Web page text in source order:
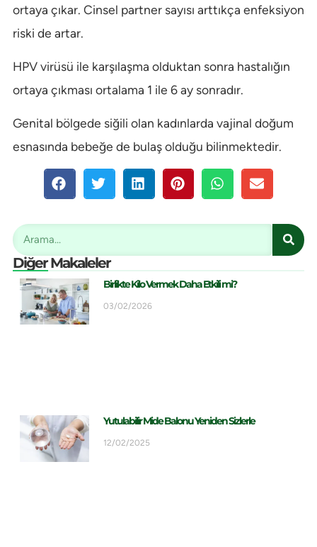
ortaya çıkar. Cinsel partner sayısı arttıkça enfeksiyon
riski de artar.
HPV virüsü ile karşılaşma olduktan sonra hastalığın
ortaya çıkması ortalama 1 ile 6 ay sonradır.
Genital bölgede siğili olan kadınlarda vajinal doğum
esnasında bebeğe de bulaş olduğu bilinmektedir.
Diğer Makaleler
Birlikte Kilo Vermek Daha Etkili mi?
03/02/2026
Yutulabilir Mide Balonu Yeniden Sizlerle
12/02/2025